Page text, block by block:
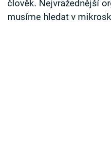
člověk. Nejvražednější
musíme hledat v